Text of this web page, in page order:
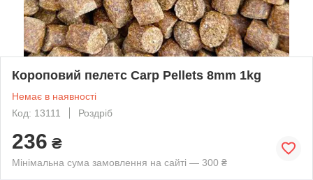
Короповий пелетс Carp Pellets 8mm 1kg
Немає в наявності
Код: 13111
Роздріб
236 ₴
Мінімальна сума замовлення на сайті — 300 ₴